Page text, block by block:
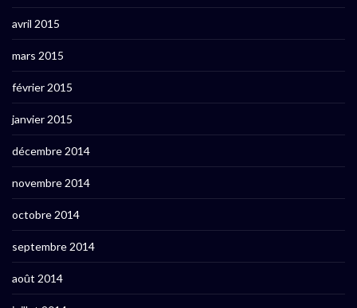
avril 2015
mars 2015
février 2015
janvier 2015
décembre 2014
novembre 2014
octobre 2014
septembre 2014
août 2014